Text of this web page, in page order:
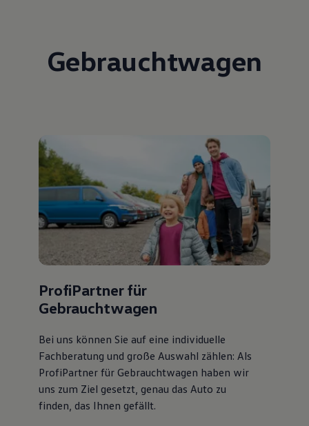
Gebrauchtwagen
ProfiPartner für
Gebrauchtwagen
Bei uns können Sie auf eine individuelle
Fachberatung und große Auswahl zählen: Als
ProfiPartner für Gebrauchtwagen haben wir
uns zum Ziel gesetzt, genau das Auto zu
finden, das Ihnen gefällt.